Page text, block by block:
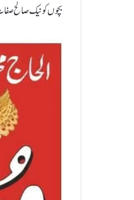
بچوں کو نیک صالح